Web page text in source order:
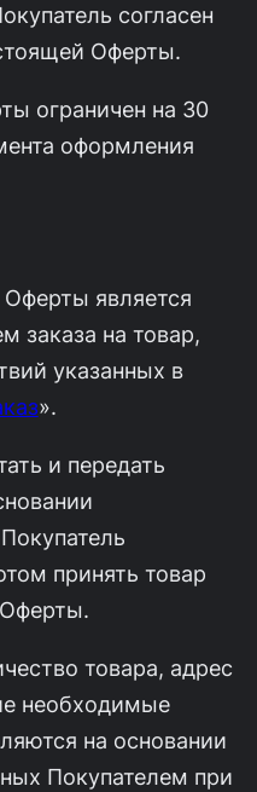
согласен
Оферты.
ограничен на 30
оформления
является
заказа на товар,
указанных в
».
и передать
принять товар
товара, адрес
необходимые
на основании
Покупателем при